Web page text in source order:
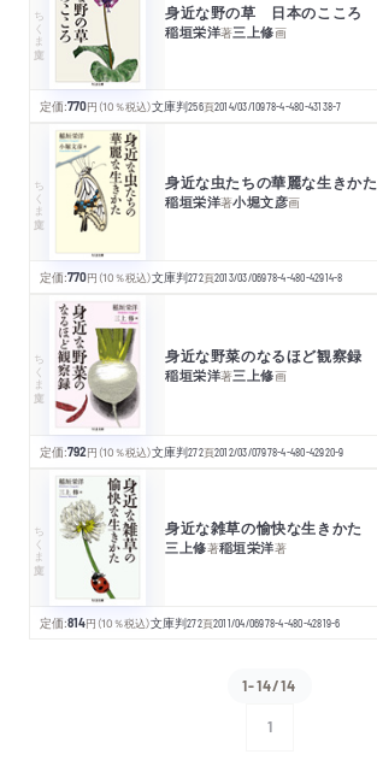
ちくま文庫 身近な野の草 日本のこころ
稲垣栄洋著三上修画
定価:770円 （10％税込）文庫判256頁2014/03/10978-4-480-43138-7
ちくま文庫 身近な虫たちの華麗な生きかた
稲垣栄洋著小堀文彦画
定価:770円 （10％税込）文庫判272頁2013/03/06978-4-480-42914-8
ちくま文庫 身近な野菜のなるほど観察録
稲垣栄洋著三上修画
定価:792円 （10％税込）文庫判272頁2012/03/07978-4-480-42920-9
ちくま文庫 身近な雑草の愉快な生きかた
三上修著稲垣栄洋著
定価:814円 （10％税込）文庫判272頁2011/04/06978-4-480-42819-6
1-14/14
1